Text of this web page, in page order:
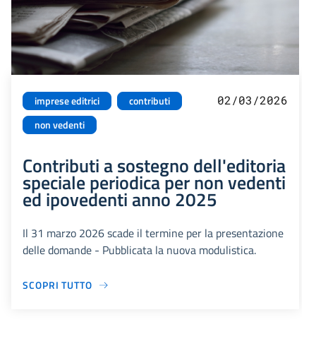
imprese editrici
contributi
non vedenti
02/03/2026
Contributi a sostegno dell'editoria
speciale periodica per non vedenti
ed ipovedenti anno 2025
Il 31 marzo 2026 scade il termine per la presentazione
delle domande - Pubblicata la nuova modulistica.
SCOPRI TUTTO